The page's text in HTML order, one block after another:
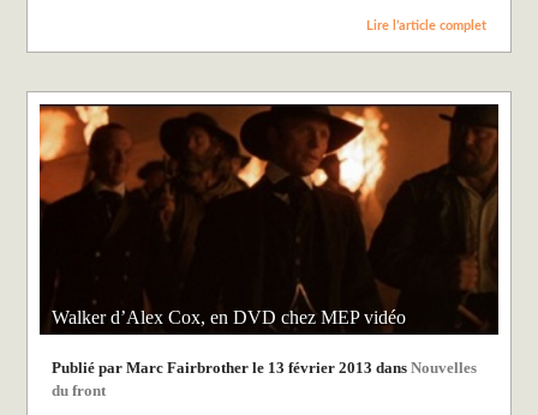
Lire l’article complet
Walker d’Alex Cox, en DVD chez MEP vidéo
Publié par Marc Fairbrother le 13 février 2013 dansNouvelles
du front